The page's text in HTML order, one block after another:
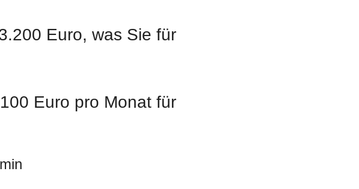
Euro, was Sie für
Euro pro Monat für